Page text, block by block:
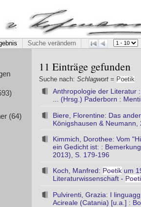
Suche verändern
(64)
11 Einträge gefunden
Suche nach: Schlagwort = Poetik
Anthropologie der Literatur
... (Hrsg.) Paderborn :
Biere, Florentine: Das
Königshausen & Neumann,
Kimmich, Dorothee: Vom
ein Gedicht ist: :
2013), S. 179-196
Koch, Manfred: Poetik um
Literaturwissenschaft -
Pulvirenti, Grazia: I
Acireale (Catania) [u.a.] :